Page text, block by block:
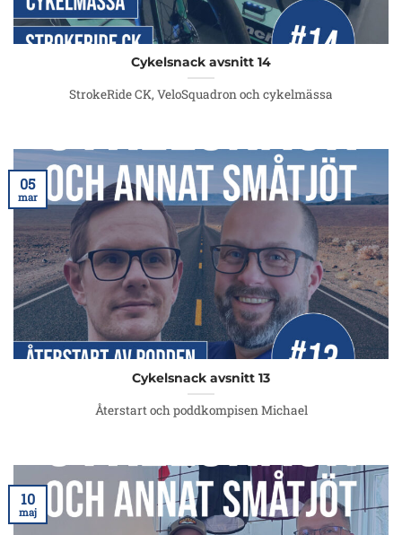
Cykelsnack avsnitt 14
StrokeRide CK, VeloSquadron och cykelmässa
Cykelsnack avsnitt 13
Återstart och poddkompisen Michael
05
mar
10
maj